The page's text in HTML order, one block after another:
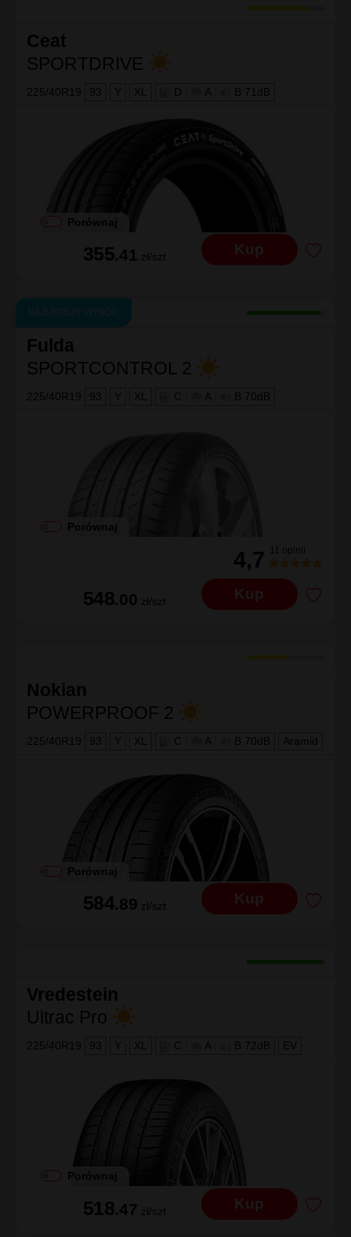
Ceat
SPORTDRIVE
225/40R19 93 Y XL D A B 71dB
Porównaj
355.41 zł/szt Kup
NAJLEPSZY WYBÓR
Fulda
SPORTCONTROL 2
225/40R19 93 Y XL C A B 70dB
Porównaj
4,7 11 opinii
548.00 zł/szt Kup
Nokian
POWERPROOF 2
225/40R19 93 Y XL C A B 70dB Aramid
Porównaj
584.89 zł/szt Kup
Vredestein
Ultrac Pro
225/40R19 93 Y XL C A B 72dB EV
Porównaj
518.47 zł/szt Kup